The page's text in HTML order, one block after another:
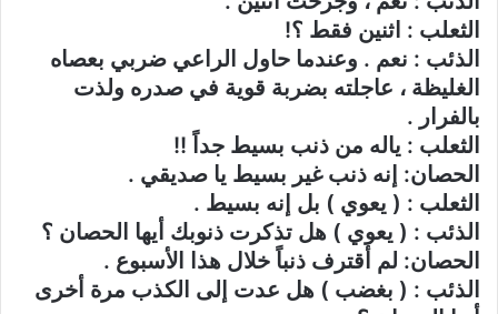
الثعلب : اثنين فقط ؟!
الذئب : نعم . وعندما حاول الراعي ضربي بعصاه
الغليظة ، عاجلته بضربة قوية في صدره ولذت
بالفرار .
الثعلب : ياله من ذنب بسيط جداً !!
الحصان: إنه ذنب غير بسيط يا صديقي .
الثعلب : ( يعوي ) بل إنه بسيط .
الذئب : ( يعوي ) هل تذكرت ذنوبك أيها الحصان ؟
الحصان: لم أقترف ذنباً خلال هذا الأسبوع .
الذئب : ( بغضب ) هل عدت إلى الكذب مرة أخرى